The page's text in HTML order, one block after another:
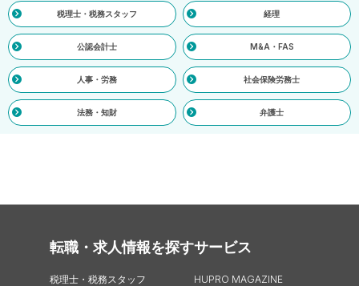
税理士・税務スタッフ 経理
公認会計士 M&A・FAS
人事・労務 社会保険労務士
法務・知財 弁護士
転職・求人情報を探す
税理士・税務スタッフ
サービス
HUPRO MAGAZINE